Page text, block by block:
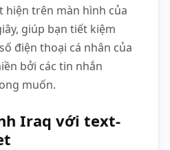
hiện trên màn hình của
giúp bạn tiết kiệm
điện thoại cá nhân của
bởi các tin nhắn
muốn.
Iraq với text-